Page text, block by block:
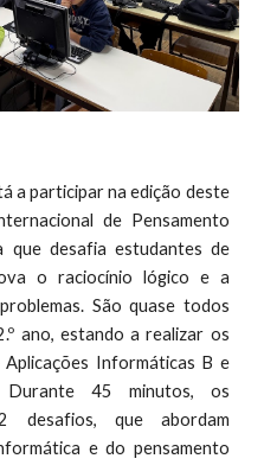
participar na edição deste
de Pensamento
que desafia estudantes de
o raciocínio lógico e a
São quase todos
ano, estando a realizar os
Informáticas B e
45 minutos, os
desafios, que abordam
e do pensamento